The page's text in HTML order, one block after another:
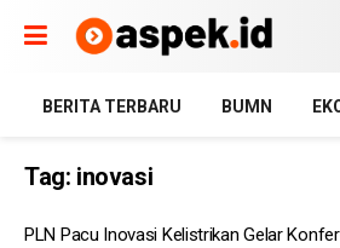
BERITA TERBARU BUMN
Tag: inovasi
PLN Pacu Inovasi Kelistrikan Gelar